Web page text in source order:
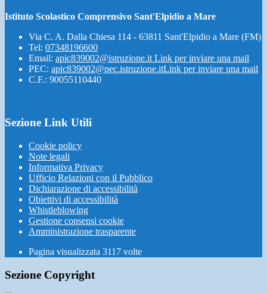
Istituto Scolastico Comprensivo Sant'Elpidio a Mare
Via C. A. Dalla Chiesa 114 - 63811 Sant'Elpidio a Mare (FM)
Tel: 07348196600
Email: apic839002@istruzione.it Link per inviare una mail
PEC: apic839002@pec.istruzione.itLink per inviare una mail
C.F.: 90055110440
Sezione Link Utili
Cookie policy
Note legali
Informativa Privacy
Ufficio Relazioni con il Pubblico
Dichiarazione di accessibilità
Obiettivi di accessibilità
Whistleblowing
Gestione consensi cookie
Amministrazione trasparente
Pagina visualizzata 3117 volte
Sezione Copyright